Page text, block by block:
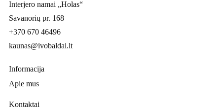
Interjero namai „Holas“
Savanorių pr. 168
+370 670 46496
kaunas@ivobaldai.lt
Informacija
Apie mus
Kontaktai